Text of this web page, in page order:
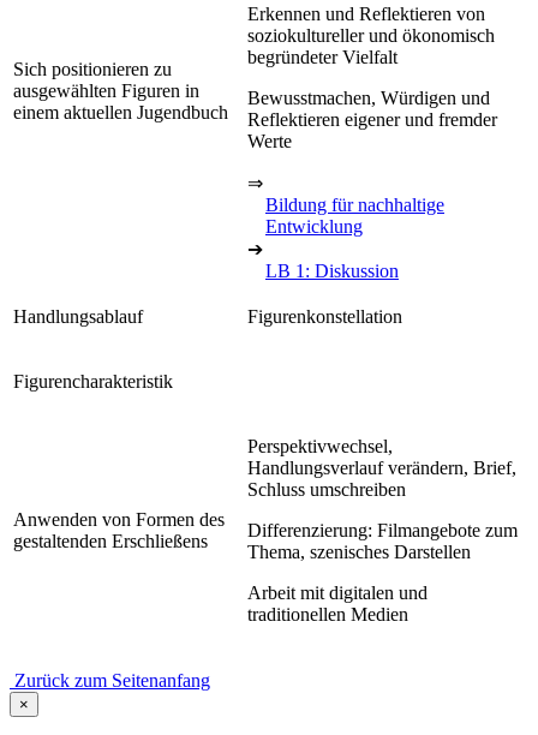
Sich positionieren zu
ausgewählten Figuren in
einem aktuellen Jugendbuch
Erkennen und Reflektieren von
soziokultureller und ökonomisch
begründeter Vielfalt
Bewusstmachen, Würdigen und
Reflektieren eigener und fremder
Werte
⇒
Bildung für nachhaltige
Entwicklung
➔
LB 1: Diskussion
Handlungsablauf Figurenkonstellation
Figurencharakteristik
Anwenden von Formen des
gestaltenden Erschließens
Perspektivwechsel,
Handlungsverlauf verändern, Brief,
Schluss umschreiben
Differenzierung: Filmangebote zum
Thema, szenisches Darstellen
Arbeit mit digitalen und
traditionellen Medien
Zurück zum Seitenanfang
×